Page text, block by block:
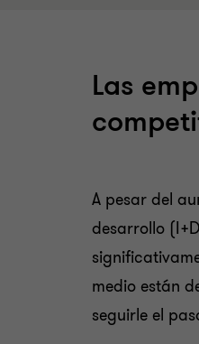
Las
A pesar del
desarrollo
medio están
seguirle el